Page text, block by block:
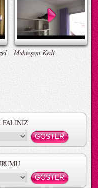
Muhteşem Kedi
FALINIZ